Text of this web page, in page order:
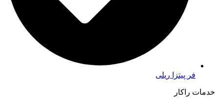
فر پیتزا ریلی
خدمات راکار